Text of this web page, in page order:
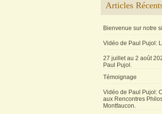
Articles
Bienvenue sur notre
Vidéo de Paul Pujol:
27 juillet au 2 août
Paul Pujol.
Témoignage
Vidéo de Paul Pujol:
aux Rencontres
Montfaucon.